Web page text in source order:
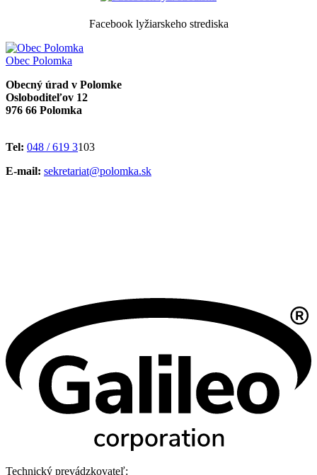
Facebook lyžiarskeho strediska
Obec Polomka
Obecný úrad v Polomke
Osloboditeľov 12
976 66 Polomka
Tel: 048 / 619 3103
E-mail: sekretariat@polomka.sk
Technický prevádzkovateľ: